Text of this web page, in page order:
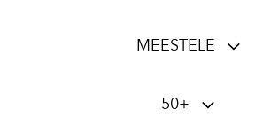
MEESTELE
50+